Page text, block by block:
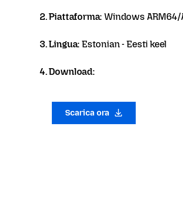
2. Piattaforma:Windows ARM64/
3. Lingua:Estonian - Eesti keel
4. Download:
Scarica ora